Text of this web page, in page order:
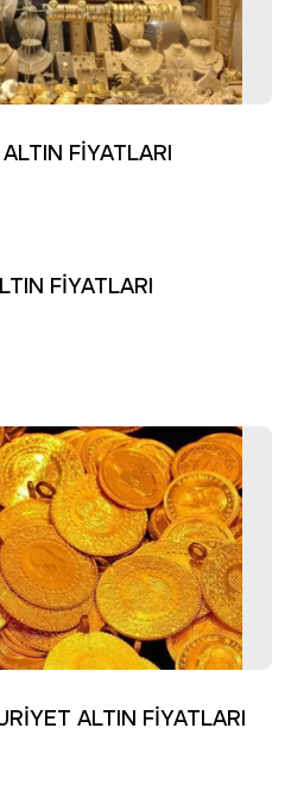
FİYATLARI
FİYATLARI
ALTIN FİYATLARI